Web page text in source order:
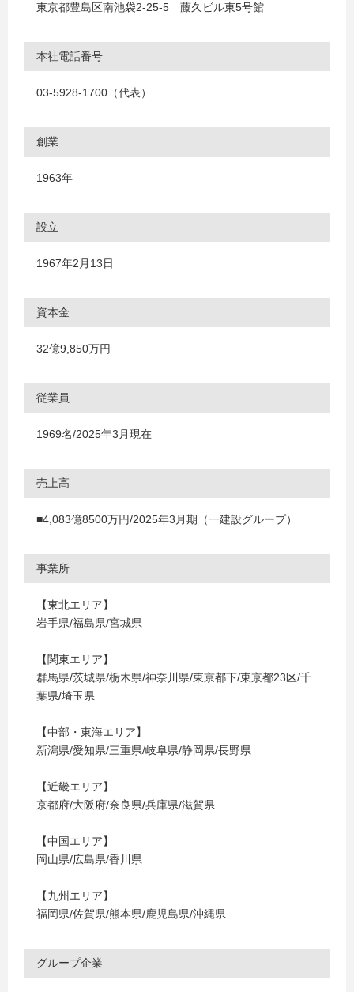
東京都豊島区南池袋2-25-5 藤久ビル東5号館
本社電話番号
03-5928-1700（代表）
創業
1963年
設立
1967年2月13日
資本金
32億9,850万円
従業員
1969名/2025年3月現在
売上高
■4,083億8500万円/2025年3月期（一建設グループ）
事業所
【東北エリア】
岩手県/福島県/宮城県
【関東エリア】
群馬県/茨城県/栃木県/神奈川県/東京都下/東京都23区/千
葉県/埼玉県
【中部・東海エリア】
新潟県/愛知県/三重県/岐阜県/静岡県/長野県
【近畿エリア】
京都府/大阪府/奈良県/兵庫県/滋賀県
【中国エリア】
岡山県/広島県/香川県
【九州エリア】
福岡県/佐賀県/熊本県/鹿児島県/沖縄県
グループ企業